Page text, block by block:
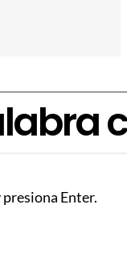
presiona Enter.